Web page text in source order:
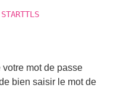
STARTTLS
mot de passe
bien saisir le mot de